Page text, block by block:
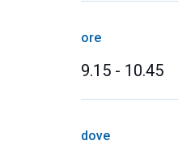
ore
9.15 - 10.45
dove